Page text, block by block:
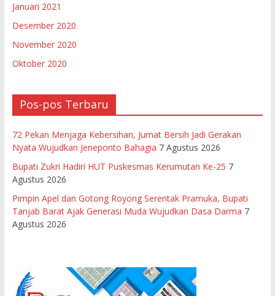
Januari 2021
Desember 2020
November 2020
Oktober 2020
Pos-pos Terbaru
72 Pekan Menjaga Kebersihan, Jumat Bersih Jadi Gerakan
Nyata Wujudkan Jeneponto Bahagia 7 Agustus 2026
Bupati Zukri Hadiri HUT Puskesmas Kerumutan Ke-25 7
Agustus 2026
Pimpin Apel dan Gotong Royong Serentak Pramuka, Bupati
Tanjab Barat Ajak Generasi Muda Wujudkan Dasa Darma 7
Agustus 2026